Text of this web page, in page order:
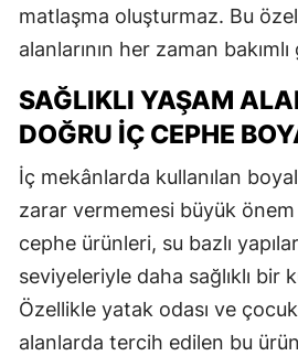
matlaşma oluşturmaz. Bu
alanlarının her zaman
SAĞLIKLI YAŞAM
DOĞRU İÇ CEPHE
İç mekânlarda kullanılan
zarar vermemesi büyük önem
cephe ürünleri, su bazlı
seviyeleriyle daha sağlıklı bir
Özellikle yatak odası ve
alanlarda tercih edilen bu